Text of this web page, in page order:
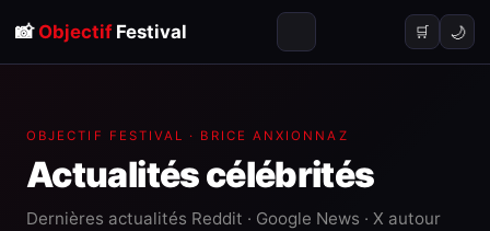
📸 ObjectifFestival 🛒 🌙
OBJECTIF FESTIVAL · BRICE ANXIONNAZ
Actualitéscélébrités
Dernières actualités Reddit · Google News · X autour